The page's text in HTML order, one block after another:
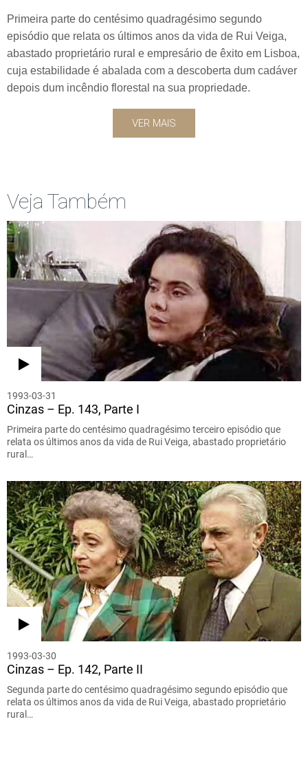
Primeira parte do centésimo quadragésimo segundo
episódio que relata os últimos anos da vida de Rui Veiga,
abastado proprietário rural e empresário de êxito em Lisboa,
cuja estabilidade é abalada com a descoberta dum cadáver
depois dum incêndio florestal na sua propriedade.
VER MAIS
Veja Também
1993-03-31
Cinzas – Ep. 143, Parte I
Primeira parte do centésimo quadragésimo terceiro episódio que
relata os últimos anos da vida de Rui Veiga, abastado proprietário
rural…
1993-03-30
Cinzas – Ep. 142, Parte II
Segunda parte do centésimo quadragésimo segundo episódio que
relata os últimos anos da vida de Rui Veiga, abastado proprietário
rural…